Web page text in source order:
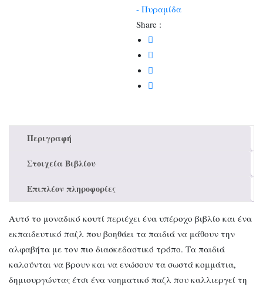
- Πυραμίδα
Share :
Περιγραφή
Στοιχεία Βιβλίου
Επιπλέον πληροφορίες
Αυτό το μοναδικό κουτί περιέχει ένα υπέροχο βιβλίο και ένα
εκπαιδευτικό παζλ που βοηθάει τα παιδιά να μάθουν την
αλφαβήτα με τον πιο διασκεδαστικό τρόπο. Τα παιδιά
καλούνται να βρουν και να ενώσουν τα σωστά κομμάτια,
δημιουργώντας έτσι ένα νοηματικό παζλ που καλλιεργεί τη